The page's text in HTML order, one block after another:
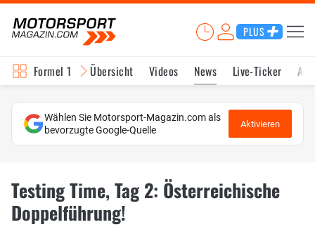
PLUS
Formel 1 Übersicht Videos News Live-Ticker
Wählen Sie Motorsport-Magazin.com als
bevorzugte Google-Quelle
Aktivieren
Testing Time, Tag 2: Österreichische
Doppelführung!